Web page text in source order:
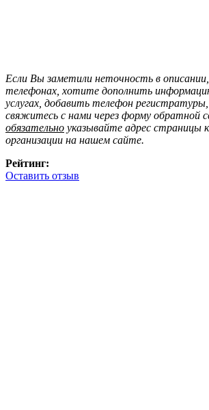
Если Вы заметили неточность в описании,
телефонах, хотите дополнить
услугах, добавить телефон
свяжитесь с нами через форму обратной
обязательно указывайте адрес страницы
организации на нашем сайте.
Рейтинг:
Оставить отзыв